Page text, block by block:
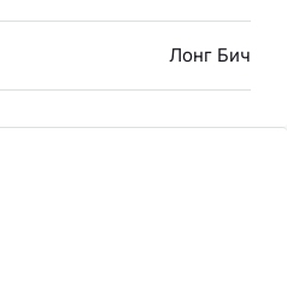
Лонг Бич